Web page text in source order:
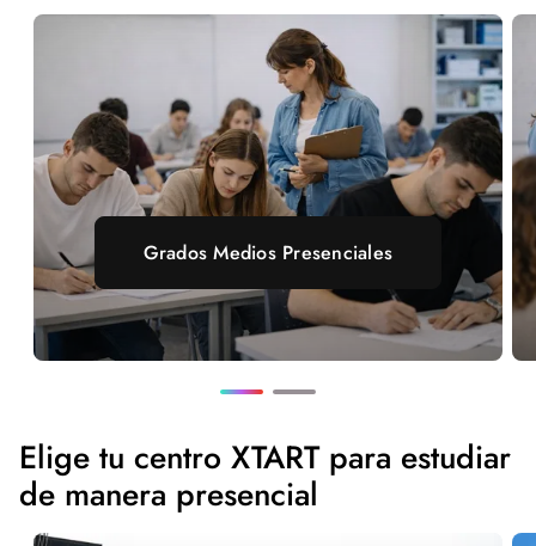
Grados Medios Presenciales
Elige tu centro XTART para estudiar
de manera presencial